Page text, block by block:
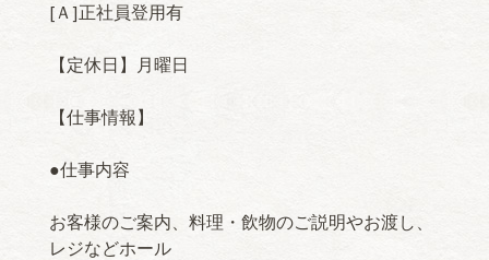
[Ａ]正社員登用有
【定休日】月曜日
【仕事情報】
●仕事内容
お客様のご案内、料理・飲物のご説明やお渡し、
レジなどホール